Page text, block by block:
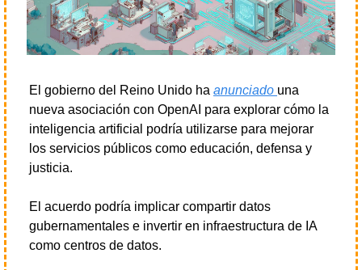
El gobierno del Reino Unido ha anunciado una
nueva asociación con OpenAI para explorar cómo la
inteligencia artificial podría utilizarse para mejorar
los servicios públicos como educación, defensa y
justicia.
El acuerdo podría implicar compartir datos
gubernamentales e invertir en infraestructura de IA
como centros de datos.